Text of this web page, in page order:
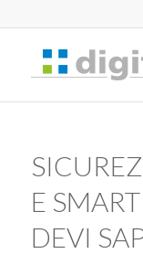
E
DEVI